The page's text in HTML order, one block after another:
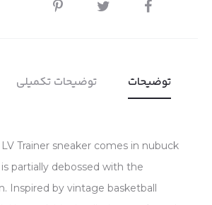
توضیحات توضیحات تکمیلی
Trainer sneaker comes in nubuck
partially debossed with the
Inspired by vintage basketball